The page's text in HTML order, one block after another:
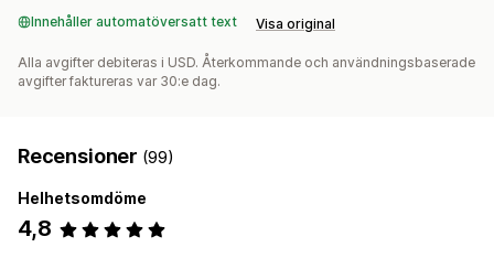
Innehåller automatöversatt text Visa original
Alla avgifter debiteras i USD. Återkommande och användningsbaserade
avgifter faktureras var 30:e dag.
Recensioner (99)
Helhetsomdöme
4,8